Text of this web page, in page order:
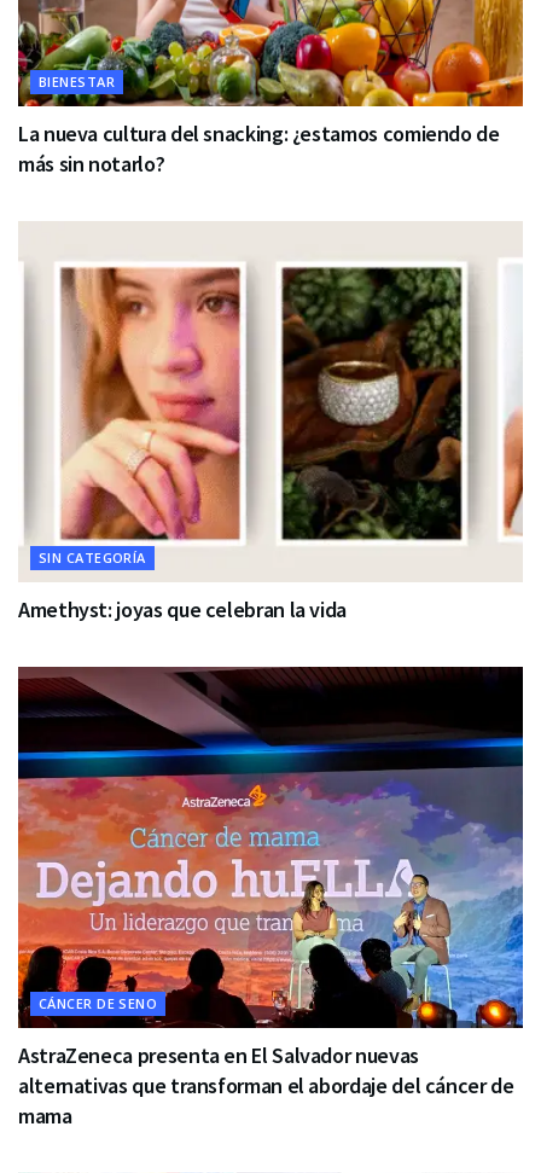
BIENESTAR
La nueva cultura del snacking: ¿estamos comiendo de
más sin notarlo?
SIN CATEGORÍA
Amethyst: joyas que celebran la vida
CÁNCER DE SENO
AstraZeneca presenta en El Salvador nuevas
alternativas que transforman el abordaje del cáncer de
mama